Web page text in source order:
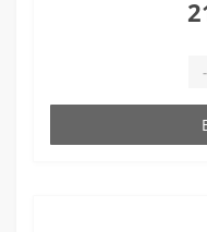
-